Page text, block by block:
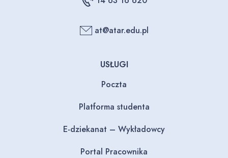
at@atar.edu.pl
USŁUGI
Poczta
Platforma studenta
E-dziekanat – Wykładowcy
Portal Pracownika